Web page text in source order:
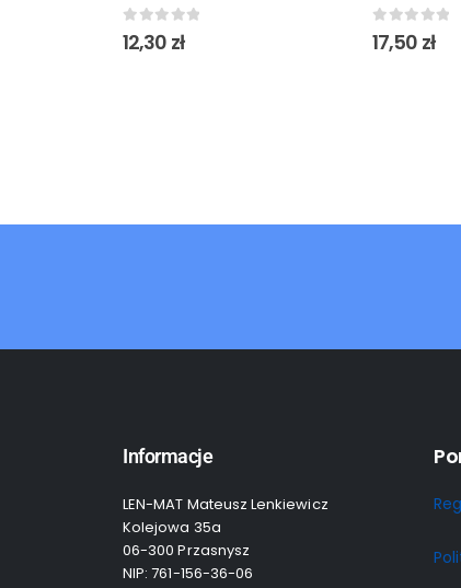
0out of 5
12,30 zł 0out of 5
17,50 zł
Informacje
LEN-MAT Mateusz Lenkiewicz
Kolejowa 35a
06-300 Przasnysz
NIP: 761-156-36-06